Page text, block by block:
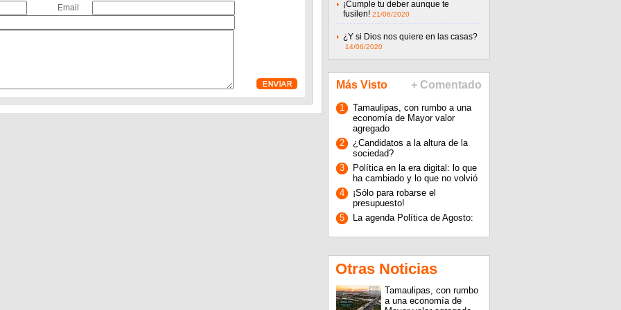
Email
¡Cumple tu deber aunque te
fusilen! 21/06/2020
¿Y si Dios nos quiere en las casas?
14/06/2020
Más Visto + Comentado
1
Tamaulipas, con rumbo a una
economía de Mayor valor
agregado
2
¿Candidatos a la altura de la
sociedad?
3
Política en la era digital: lo que
ha cambiado y lo que no volvió
4
¡Sólo para robarse el
presupuesto!
5
La agenda Política de Agosto:
Otras Noticias
Tamaulipas, con rumbo
a una economía de